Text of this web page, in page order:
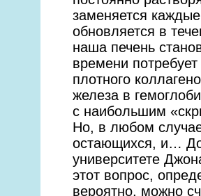
заменяется
обновляется в
наша печень
времени
плотного
железа в
с наибольшим
Но, в любом
остающихся, и…
университете
этот вопрос,
вероятно, можно